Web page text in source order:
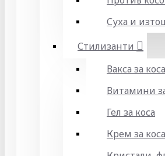
Суха и
Стилизанти
Вакса за коса
Витамини
Гел за коса
Крем за коса